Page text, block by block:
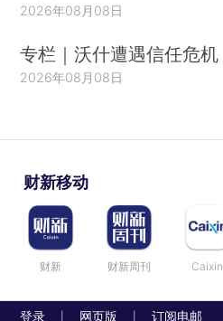
2026年08月08日
专栏｜沃什遭遇信任危机
2026年08月08日
财新移动
财新 财新周刊 Caixin
登录 网页版 订阅电邮